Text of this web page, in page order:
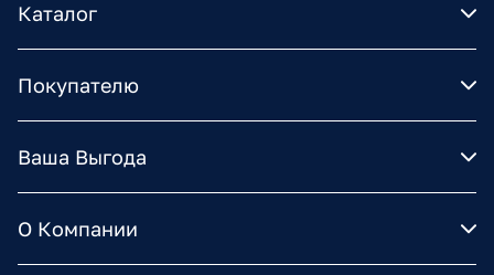
Каталог
Покупателю
Ваша Выгода
О Компании